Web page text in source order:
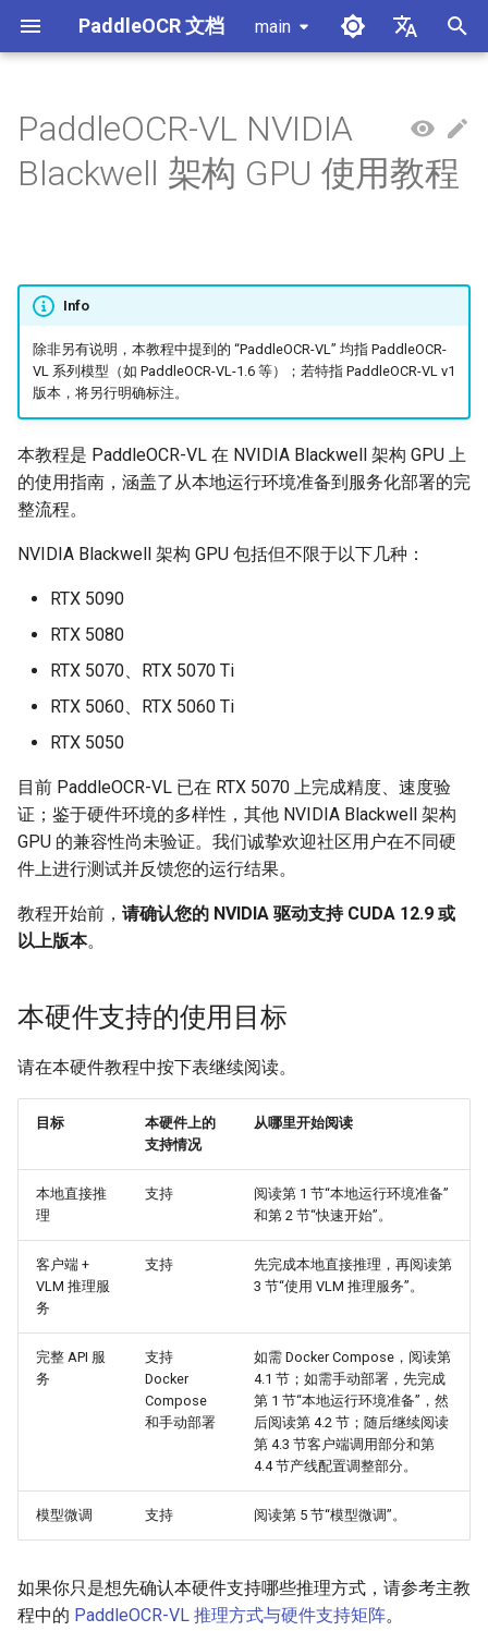
PaddleOCR 文档 main
English
始
使用教程
使用教程
使用教程
本硬件支持的使用目标
像
引擎和 PaddleOCR
2. 快速开始
3. 使用 VLM 推理服务
3.1 启动 VLM 推理服务
Docker 镜像
PaddleOCR CLI 安装和使
用
3.3 性能调优
4. 服务化部署
4.1 方法一：使用 Docker
Compose 部署
4.2 方法二：手动部署
4.4 产线配置调整说明
使用教程
本地推理 高性能推理
自部署服务化
Android 部署
其它
获取ONNX模型
MCP 服务器
模块概述
公式识别模块
版面区域检测模块
版面分析模块
印章文本检测模块
表格单元格检测模块
表格结构识别模块
文本检测模块
文本图像矫正模块
文本行方向分类模块
文本识别模块
产线概述
文档理解产线
印章文本识别产线
通用表格识别v2产线
PP-DocTranslation产线
数据标注 X-AnyLabeling 文档解析
数据合成工具
通用中英文OCR数据集
表格识别数据集
关键信息提取数据集
PaddleOCR 多硬件使用指南
PaddleOCR 与 PaddleX
概述
模型列表
Visual Studio 2019
服务化部署
Android部署
端侧部署
Paddle2ONNX模型转化与预
云上飞桨部署工具
Benchmark
社区贡献
PaddleOCR-VL NVIDIA
Blackwell 架构 GPU 使用教程
Info
除非另有说明，本教程中提到的 “PaddleOCR-VL” 均指 PaddleOCR-
VL 系列模型（如 PaddleOCR-VL-1.6 等）；若特指 PaddleOCR-VL v1
版本，将另行明确标注。
本教程是 PaddleOCR-VL 在 NVIDIA Blackwell 架构 GPU 上
的使用指南，涵盖了从本地运行环境准备到服务化部署的完
整流程。
NVIDIA Blackwell 架构 GPU 包括但不限于以下几种：
RTX 5090
RTX 5080
RTX 5070、RTX 5070 Ti
RTX 5060、RTX 5060 Ti
RTX 5050
目前 PaddleOCR-VL 已在 RTX 5070 上完成精度、速度验
证；鉴于硬件环境的多样性，其他 NVIDIA Blackwell 架构
GPU 的兼容性尚未验证。我们诚挚欢迎社区用户在不同硬
件上进行测试并反馈您的运行结果。
教程开始前， 请确认您的 NVIDIA 驱动支持 CUDA 12.9 或
以上版本。
本硬件支持的使用目标
请在本硬件教程中按下表继续阅读。
目标
本硬件上的
支持情况
从哪里开始阅读
本地直接推
理
支持
阅读第 1 节“本地运行环境准备”
和第 2 节“快速开始”。
客户端 +
VLM 推理服
务
支持
先完成本地直接推理，再阅读第
3 节“使用 VLM 推理服务”。
完整 API 服
务
支持
Docker
Compose
和手动部署
如需 Docker Compose，阅读第
4.1 节；如需手动部署，先完成
第 1 节“本地运行环境准备”，然
后阅读第 4.2 节；随后继续阅读
第 4.3 节客户端调用部分和第
4.4 节产线配置调整部分。
模型微调 支持 阅读第 5 节“模型微调”。
如果你只是想先确认本硬件支持哪些推理方式，请参考主教
程中的 PaddleOCR-VL 推理方式与硬件支持矩阵。